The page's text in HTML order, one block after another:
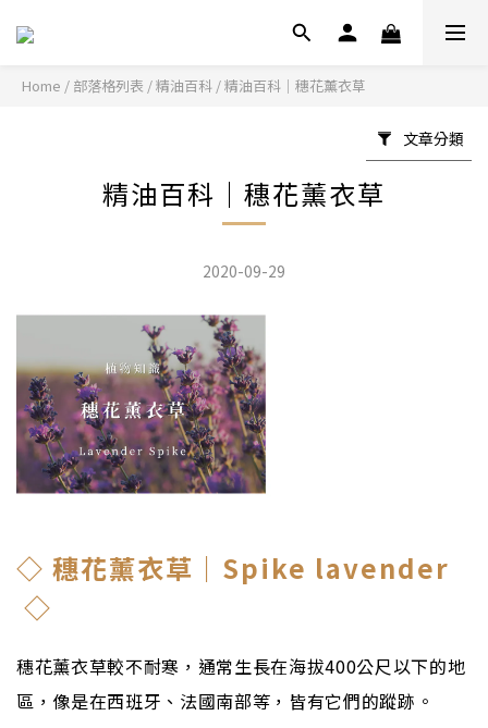
Home / 部落格列表 /精油百科 /精油百科｜穗花薰衣草
文章分類
精油百科｜穗花薰衣草
2020-09-29
◇ 穗花薰衣草｜Spike lavender
◇
穗花薰衣草較不耐寒，通常生長在海拔400公尺以下的地
區，像是在西班牙、法國南部等，皆有它們的蹤跡。